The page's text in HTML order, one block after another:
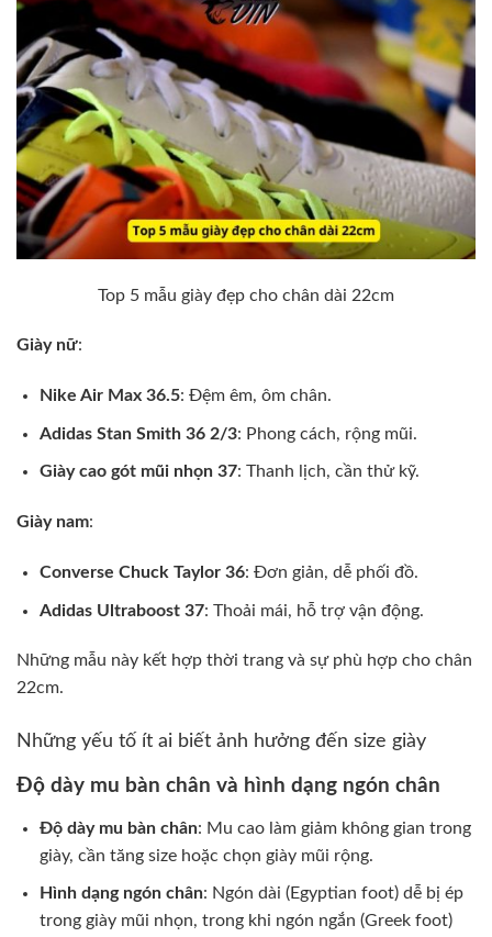
Top 5 mẫu giày đẹp cho chân dài 22cm
Giày nữ:
Nike Air Max 36.5: Đệm êm, ôm chân.
Adidas Stan Smith 36 2/3: Phong cách, rộng mũi.
Giày cao gót mũi nhọn 37: Thanh lịch, cần thử kỹ.
Giày nam:
Converse Chuck Taylor 36: Đơn giản, dễ phối đồ.
Adidas Ultraboost 37: Thoải mái, hỗ trợ vận động.
Những mẫu này kết hợp thời trang và sự phù hợp cho chân
22cm.
Những yếu tố ít ai biết ảnh hưởng đến size giày
Độ dày mu bàn chân và hình dạng ngón chân
Độ dày mu bàn chân: Mu cao làm giảm không gian trong
giày, cần tăng size hoặc chọn giày mũi rộng.
Hình dạng ngón chân: Ngón dài (Egyptian foot) dễ bị ép
trong giày mũi nhọn, trong khi ngón ngắn (Greek foot)